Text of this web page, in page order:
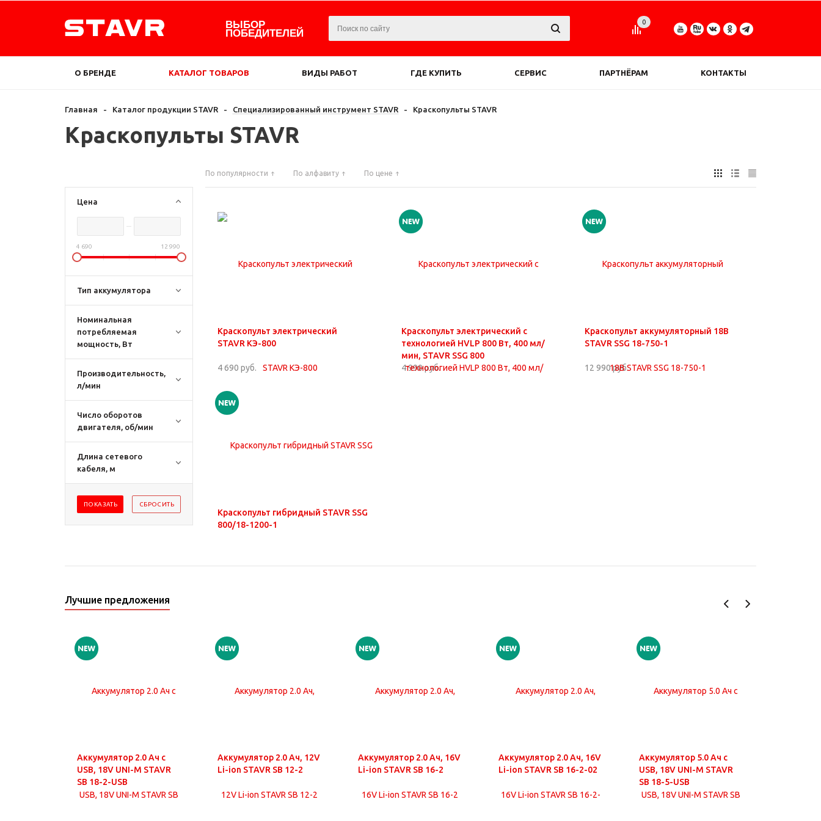
ВЫБОР
ПОБЕДИТЕЛЕЙ
0
О БРЕНДЕ КАТАЛОГ ТОВАРОВ ВИДЫ РАБОТ ГДЕ КУПИТЬ СЕРВИС ПАРТНЁРАМ КОНТАКТЫ
Главная - Каталог продукции STAVR - Специализированный инструмент STAVR - Краскопульты STAVR
Краскопульты STAVR
Цена
4 690 12 990
Тип аккумулятора
Номинальная
потребляемая
мощность, Вт
Производительность,
л/мин
Число оборотов
двигателя, об/мин
Длина сетевого
кабеля, м
По популярности По алфавиту По цене
Краскопульт электрический
STAVR КЭ-800
4 690 руб.
Краскопульт электрический с
технологией HVLP 800 Вт, 400 мл/
мин, STAVR SSG 800
4 990 руб.
Краскопульт аккумуляторный 18В
STAVR SSG 18-750-1
12 990 руб.
Краскопульт гибридный STAVR SSG
800/18-1200-1
Лучшие предложения
Аккумулятор 2.0 Ач с
USB, 18V UNI-M STAVR
SB 18-2-USB
Аккумулятор 2.0 Ач, 12V
Li-ion STAVR SB 12-2
Аккумулятор 2.0 Ач, 16V
Li-ion STAVR SB 16-2
Аккумулятор 2.0 Ач, 16V
Li-ion STAVR SB 16-2-02
Аккумулятор 5.0 Ач с
USB, 18V UNI-M STAVR
SB 18-5-USB